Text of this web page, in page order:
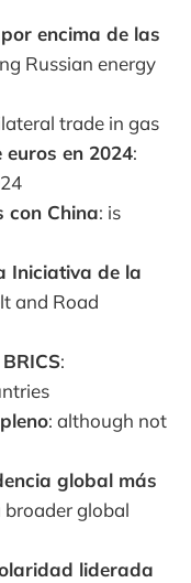
encima de las
Russian energy
trade in gas
euros en 2024:
con China: is
Iniciativa de la
and Road
:
: although not
global más
broader global
liderada